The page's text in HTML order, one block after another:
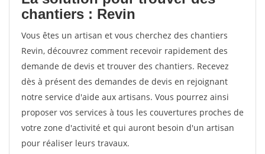
chantiers : Revin
Vous êtes un artisan et vous cherchez des chantiers
Revin, découvrez comment recevoir rapidement des
demande de devis et trouver des chantiers. Recevez
dès à présent des demandes de devis en rejoignant
notre service d'aide aux artisans. Vous pourrez ainsi
proposer vos services à tous les couvertures proches de
votre zone d'activité et qui auront besoin d'un artisan
pour réaliser leurs travaux.